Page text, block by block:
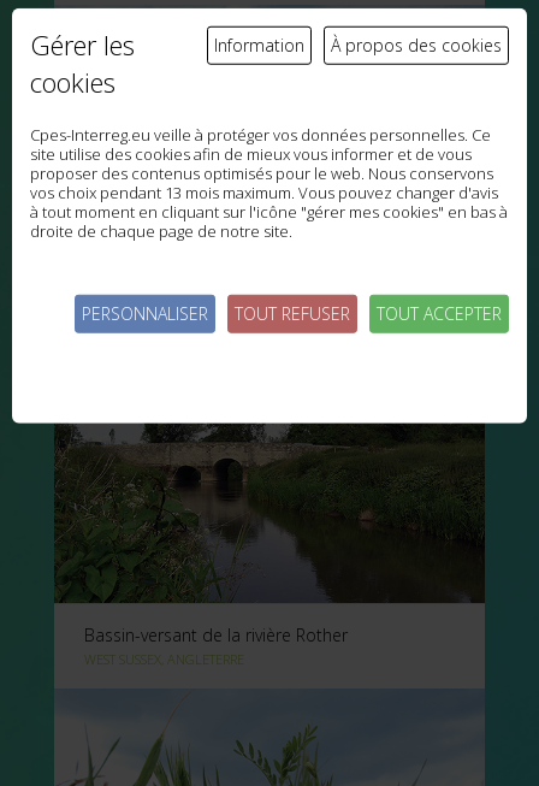
South Downs
HAMPSHIRE, ANGLETERRE
Bassin-versant de la rivière Rother
WEST SUSSEX, ANGLETERRE
À propos des cookies
Information
Gérer les
cookies
Cpes-Interreg.eu veille à protéger vos données personnelles. Ce
site utilise des cookies afin de mieux vous informer et de vous
proposer des contenus optimisés pour le web. Nous conservons
vos choix pendant 13 mois maximum. Vous pouvez changer d'avis
à tout moment en cliquant sur l'icône "gérer mes cookies" en bas à
droite de chaque page de notre site.
TOUT ACCEPTER
TOUT REFUSER
PERSONNALISER